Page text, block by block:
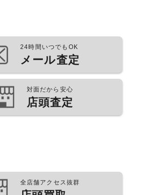
24時間いつでもOK
メール査定
対面だから安心
店頭査定
全店舗アクセス抜群